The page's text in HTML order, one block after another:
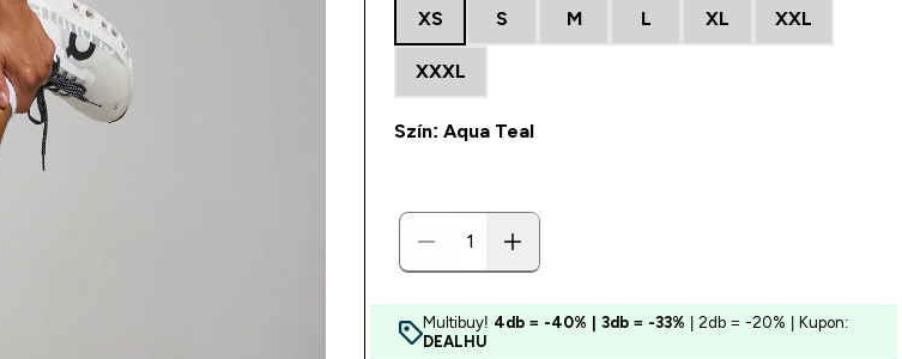
XS S M L XL XXL
XXXL
Szín: Aqua Teal
Multibuy! 4db = -40% | 3db = -33% | 2db = -20% | Kupon:
DEALHU